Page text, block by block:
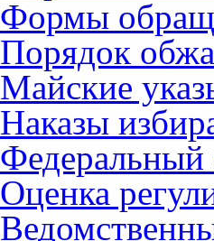
Формы
Порядок
Майские
Наказы
Оценка